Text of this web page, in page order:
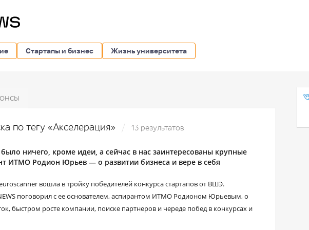
Стартапы и бизнес Жизнь университета
по тегу «Акселерация» 13 результатов
ничего, кроме идеи, а сейчас в нас заинтересованы крупные
ИТМО Родион Юрьев ― о развитии бизнеса и вере в себя
вошла в тройку победителей конкурса стартапов от ВШЭ.
поговорил с ее основателем, аспирантом ИТМО Родионом Юрьевым, о
быстром росте компании, поиске партнеров и череде побед в конкурсах и